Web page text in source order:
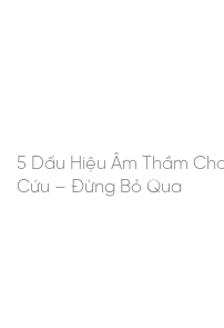
5 Dấu Hiệu Âm Thầm
Cứu – Đừng Bỏ Qua